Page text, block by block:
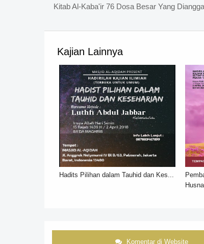
Kitab Al-Kaba'ir 76 Dosa Besar Yang
Kajian Lainnya
Hadits Pilihan dalam Tauhid dan Kes...
Husna
Komentar di Website